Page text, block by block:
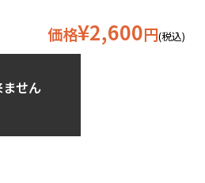
価格¥2,600円(税込)
せん